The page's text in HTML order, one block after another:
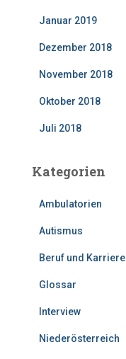
Januar 2019
Dezember 2018
November 2018
Oktober 2018
Juli 2018
Kategorien
Ambulatorien
Autismus
Beruf und Karriere
Glossar
Interview
Niederösterreich